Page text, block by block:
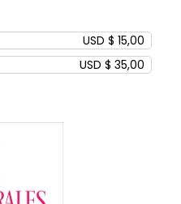
USD $ 15,00
USD $ 35,00